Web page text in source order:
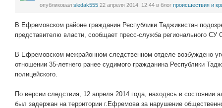
опубликовал sledak555 22 апреля 2014, 12:44 в блог проиcшествия и
В Ефремовском районе гражданин Республики Таджикистан
представителю власти, сообщает пресс-служба регионального СУ
В Ефремовском межрайонном следственном отделе возбуждено
отношении 35-летнего ранее судимого гражданина Республики
полицейского.
По версии следствия, 12 апреля 2014 года, находясь в состоянии
был задержан на территории г.Ефремова за нарушение